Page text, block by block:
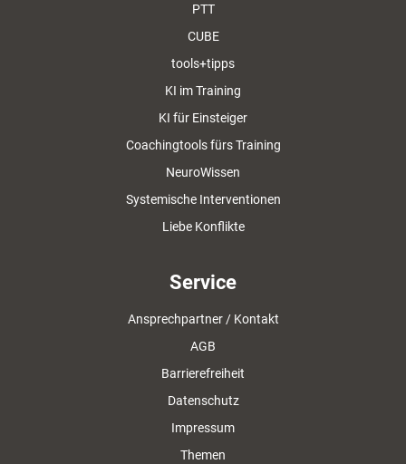
PTT
CUBE
tools+tipps
KI im Training
KI für Einsteiger
Coachingtools fürs Training
NeuroWissen
Systemische Interventionen
Liebe Konflikte
Service
Ansprechpartner / Kontakt
AGB
Barrierefreiheit
Datenschutz
Impressum
Themen